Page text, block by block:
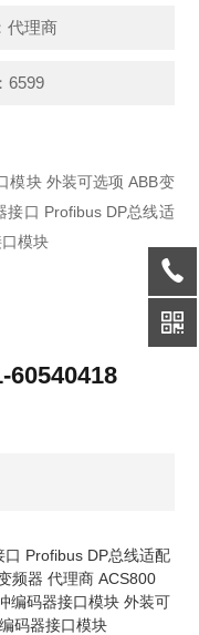
代理商
6599
模块
60540418
Profibus DP总线适配
频器 代理商 ACS800
编码器接口模块 外装可
码器接口模块